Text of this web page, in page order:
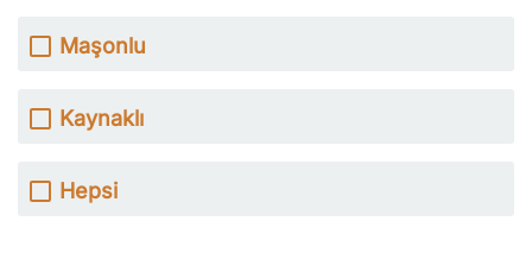
Maşonlu
Kaynaklı
Hepsi